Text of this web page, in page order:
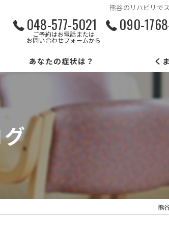
熊谷のリハビリで
048-577-5021
ご予約はお電話または
お問い合わせフォームから
090-
あなたの症状は？ く
熊